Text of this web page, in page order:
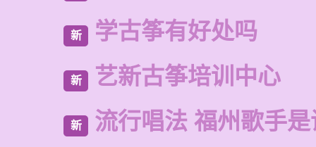
新 学古筝有好处吗
新 艺新古筝培训中心
新 流行唱法 福州歌手